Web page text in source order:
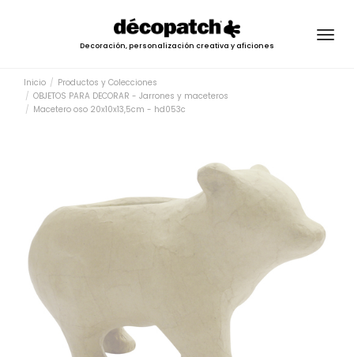
Decoración, personalización creativa y aficiones
Inicio
Productos y Colecciones
OBJETOS PARA DECORAR - Jarrones y maceteros
Macetero oso 20x10x13,5cm - hd053c